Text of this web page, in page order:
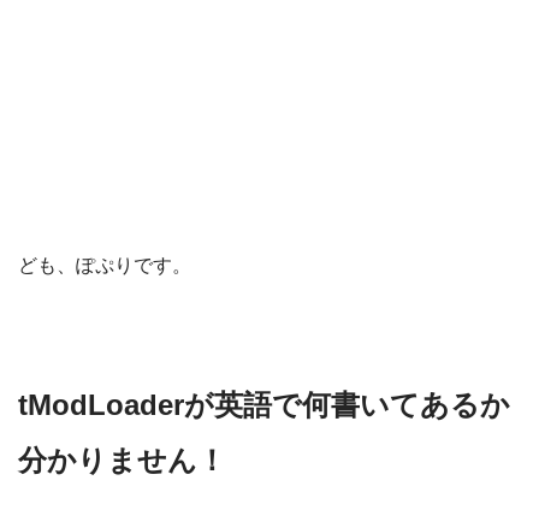
ども、ぽぷりです。
tModLoaderが英語で何書いてあるか
分かりません！